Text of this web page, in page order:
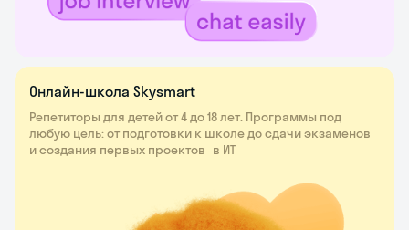
Онлайн-школа Skysmart
Репетиторы для детей от 4 до 18 лет. Программы под
любую цель: от подготовки к школе до сдачи экзаменов
и создания первых проектов в ИТ